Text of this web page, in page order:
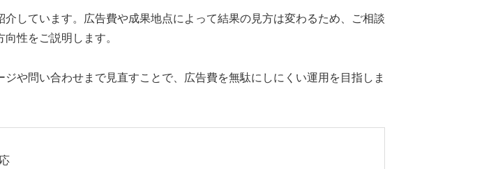
介しています。広告費や成果地点によって結果の見方は変わるため、ご相談
性をご説明します。
や問い合わせまで見直すことで、広告費を無駄にしにくい運用を目指しま